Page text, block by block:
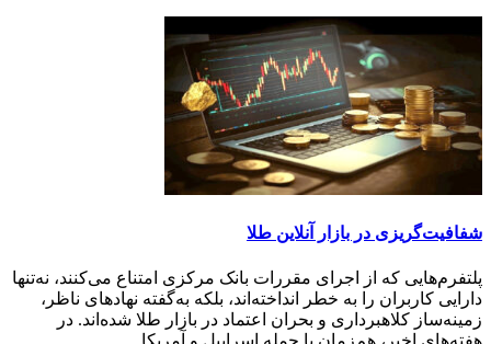
شفافیت‌گریزی در بازار آنلاین طلا
پلتفرم‌هایی که از اجرای مقررات بانک مرکزی امتناع می‌کنند، نه‌تنها
دارایی کاربران را به خطر انداخته‌اند، بلکه به‌گفته نهادهای ناظر،
زمینه‌ساز کلاهبرداری و بحران اعتماد در بازار طلا شده‌اند. در
هفته‌های اخیر، هم‌زمان با حمله اسراییل و آمریکا ...